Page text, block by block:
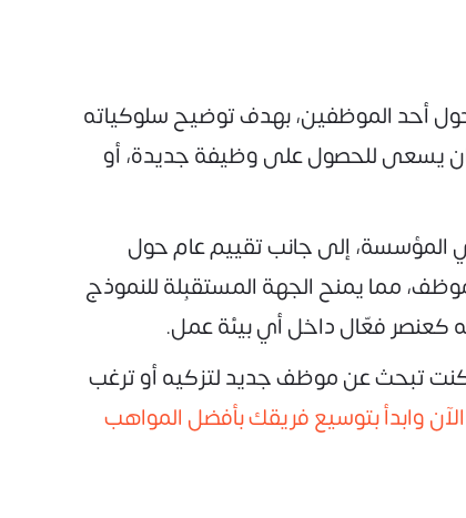
أحد الموظفين، بهدف توضيح سلوكياته
يسعى للحصول على وظيفة جديدة، أو
إلى جانب تقييم عام حول
مما يمنح الجهة المستقبِلة للنموذج
كعنصر فعّال داخل أي بيئة عمل.
تبحث عن موظف جديد لتزكيه أو ترغب
الآن وابدأ بتوسيع فريقك بأفضل المواهب